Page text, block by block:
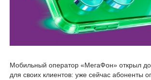
Мобильный оператор «МегаФон» открыл
для своих клиентов: уже сейчас абоненты